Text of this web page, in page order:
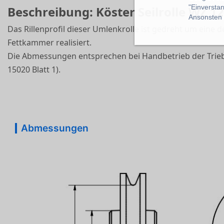
Ansonsten
Beschreibung: Köster Seilrolle WZ
Das Rillenprofil dieser Umlenkrolle ist gedreht um eine
Fettkammer realisiert.
Die Abmessungen entsprechen bei Handbetrieb der
15020 Blatt 1).
Abmessungen